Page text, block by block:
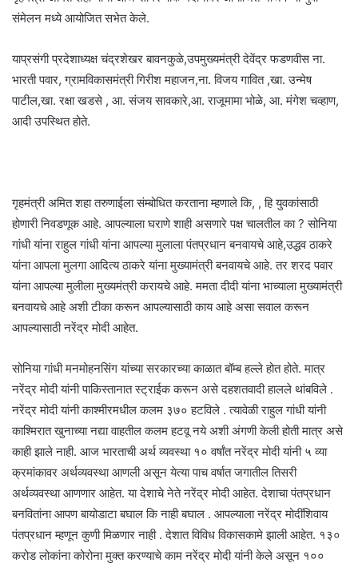
संमेलन मध्ये आयोजित सभेत केले.
याप्रसंगी प्रदेशाध्यक्ष चंद्रशेखर बावनकुळे,उपमुख्यमंत्री देवेंद्र फडणवीस ना.
भारती पवार, ग्रामविकासमंत्री गिरीश महाजन,ना. विजय गावित ,खा. उन्मेष
पाटील,खा. रक्षा खडसे , आ. संजय सावकारे,आ. राजूमामा भोळे, आ. मंगेश चव्हाण,
आदी उपस्थित होते.
गृहमंत्री अमित शहा तरुणाईला संम्बोधित करताना म्हणाले कि, , हि युवकांसाठी
होणारी निवडणूक आहे. आपल्याला घराणे शाही असणारे पक्ष चालतील का ? सोनिया
गांधी यांना राहुल गांधी यांना आपल्या मुलाला पंतप्रधान बनवायचे आहे,उद्धव ठाकरे
यांना आपला मुलगा आदित्य ठाकरे यांना मुख्यामंत्री बनवायचे आहे. तर शरद पवार
यांना आपल्या मुलीला मुख्यमंत्री करायचे आहे. ममता दीदी यांना भाच्याला मुख्यामंत्री
बनवायचे आहे अशी टीका करून आपल्यासाठी काय आहे असा सवाल करून
आपल्यासाठी नरेंद्र मोदी आहेत.
सोनिया गांधी मनमोहनसिंग यांच्या सरकारच्या काळात बॉम्ब हल्ले होत होते. मात्र
नरेंद्र मोदी यांनी पाकिस्तानात स्ट्राईक करून असे दहशतवादी हालले थांबविले .
नरेंद्र मोदी यांनी काश्मीरमधील कलम ३७० हटविले . त्यावेळी राहुल गांधी यांनी
काश्मिरात खुनाच्या नद्या वाहतील कलम हटवू नये अशी अंगणी केली होती मात्र असे
काही झाले नाही. आज भारताची अर्थ व्यवस्था १० वर्षांत नरेंद्र मोदी यांनी ५ व्या
क्रमांकावर अर्थव्यवस्था आणली असून येत्या पाच वर्षात जगातील तिसरी
अर्थव्यवस्था आणणार आहेत. या देशाचे नेते नरेंद्र मोदी आहेत. देशाचा पंतप्रधान
बनवितांना आपण बायोडाटा बघाल कि नाही बघाल . आपल्याला नरेंद्र मोदींशिवाय
पंतप्रधान म्हणून कुणी मिळणार नाही . देशात विविध विकासकामे झाली आहेत. १३०
करोड लोकांना कोरोना मुक्त करण्याचे काम नरेंद्र मोदी यांनी केले असून १००